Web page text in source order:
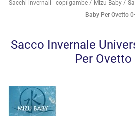
Sacchi invernali - coprigambe Mizu Baby
Baby Per Ovetto
Sacco Invernale
Per Ovetto